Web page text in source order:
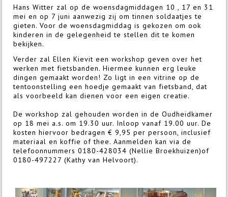
Hans Witter zal op de woensdagmiddagen 10 , 17 en 31
mei en op 7 juni aanwezig zij om tinnen soldaatjes te
gieten. Voor de woensdagmiddag is gekozen om ook
kinderen in de gelegenheid te stellen dit te komen
bekijken.
Verder zal Ellen Kievit een workshop geven over het
werken met fietsbanden. Hiermee kunnen erg leuke
dingen gemaakt worden! Zo ligt in een vitrine op de
tentoonstelling een hoedje gemaakt van fietsband, dat
als voorbeeld kan dienen voor een eigen creatie.
De workshop zal gehouden worden in de Oudheidkamer
op 18 mei a.s. om 19.30 uur. Inloop vanaf 19.00 uur. De
kosten hiervoor bedragen € 9,95 per persoon, inclusief
materiaal en koffie of thee. Aanmelden kan via de
telefoonnummers 0180-428034 (Nellie Broekhuizen)of
0180-497227 (Kathy van Helvoort).